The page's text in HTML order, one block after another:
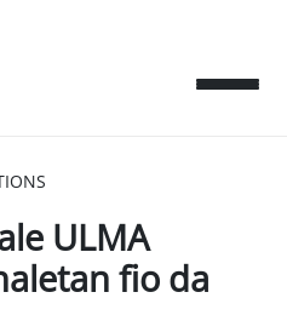
ULMA
fio da